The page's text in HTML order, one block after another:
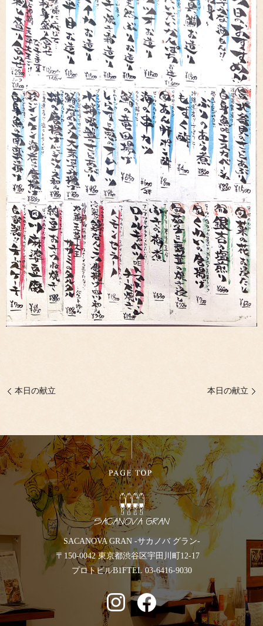
本日の献立 本日の献立
SACANOVA GRAN -サカノバ グラン-
〒150-0042 東京都渋谷区宇田川町12-17
プロトビルB1FTEL 03-6416-9030